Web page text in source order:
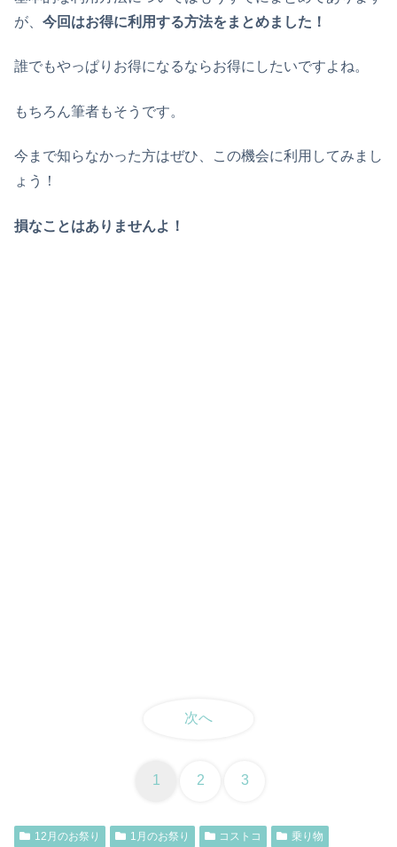
が、 今回はお得に利用する方法をまとめました！
誰でもやっぱりお得になるならお得にしたいですよね。
もちろん筆者もそうです。
今まで知らなかった方はぜひ、この機会に利用してみまし
ょう！
損なことはありませんよ！
次へ
1 2 3
12月のお祭り 1月のお祭り コストコ 乗り物